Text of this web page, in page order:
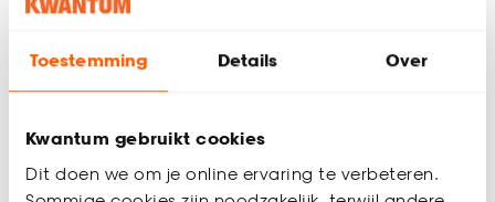
Toestemming Details Over
Kwantum gebruikt cookies
Dit doen we om je online ervaring te verbeteren.
Productomschrijving
Wil je zeker weten dat deze raamdecoratie bij de rest van
kleurstalen en bekijk of vergelijk eenvoudig welke
raamdecoratie jouw favoriet is. Zo ben je 100% zeker van de
juiste keuze. De kleurstalen worden binnen 2 à 3 werkdagen